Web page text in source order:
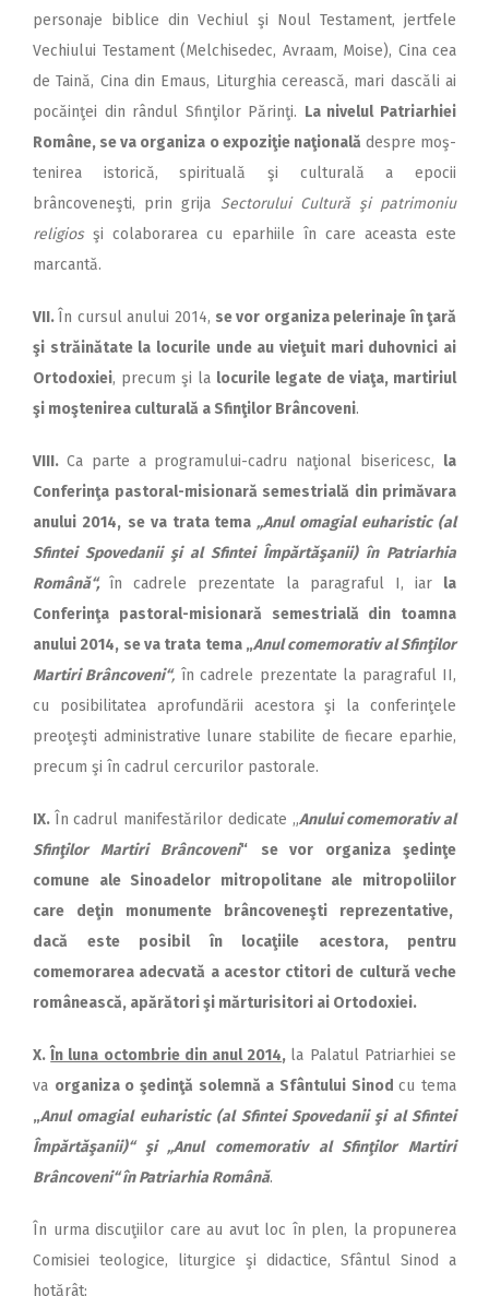
personaje biblice din Vechiul şi Noul Testament, jertfele
Vechiului Testament (Mel­chisedec, Avraam, Moise), Cina cea
de Taină, Cina din E­maus, Liturghia cerească, mari dascăli ai
pocăinţei din rândul Sfinţilor Părinţi. La nivelul Pa­triarhiei
Române, se va organiza o expoziţie naţională despre moş­
tenirea istorică, spirituală şi culturală a epocii
brâncoveneşti, prin grija Sectorului Cultură şi patrimoniu
religiosşi colaborarea cu eparhiile în care a­ceasta este
marcantă.
VII. În cursul anului 2014, se vor organiza pelerinaje în ţară
şi străinătate la locurile unde au vieţuit mari duhovnici ai
Or­to­do­xiei, precum şi la locurile le­ga­te de viaţa, martiriul
şi moş­te­nirea culturală a Sfinţilor Brân­coveni.
VIII. Ca parte a programului-cadru naţional bisericesc, la
Con­ferinţa pastoral-misionară semestrială din primăvara
anului 2014, se va trata tema„Anul omagial euharistic (al
Sfintei Spovedanii şi al Sfintei Îm­păr­tă­şanii) în Patriarhia
Română“, în cadrele prezentate la paragraful I, iar la
Conferinţa pastoral-misionară semestrială din toamna
anului 2014, se va trata tema „Anul comemorativ al Sfinţilor
Martiri Brâncoveni“, în cadrele prezentate la paragraful II,
cu posibilitatea aprofundării acestora şi la conferinţele
preoţeşti administrative lunare stabilite de fiecare eparhie,
precum şi în cadrul cercurilor pastorale.
IX. În cadrul manifestărilor dedicate „Anului comemorativ al
Sfinţilor Martiri Brâncoveni“
se vor organiza şedinţe
comune ale Sinoadelor mitropolitane ale mi­tropoliilor
care deţin monumente brâncoveneşti reprezentative,
dacă este posibil în lo­ca­ţi­i­le acestora, pentru
comemorarea adecvată a acestor ctitori de cultură veche
românească, apărători şi mărturisitori ai Ortodoxiei.
X. În luna octombrie din anul 2014, la Palatul Patriarhiei se
va organiza o şedinţă solemnă a Sfântului Sinodcu tema
„Anul omagial euharistic (al Sfintei Spovedanii şi al Sfintei
Îm­păr­tă­şa­nii)“ şi „Anul comemorativ al Sfinţilor Martiri
Brâncoveni“ în Patriarhia Română.
În urma discuţiilor care au avut loc în plen, la propunerea
Comisiei teologice, liturgice şi didactice, Sfântul Sinod a
hotărât: